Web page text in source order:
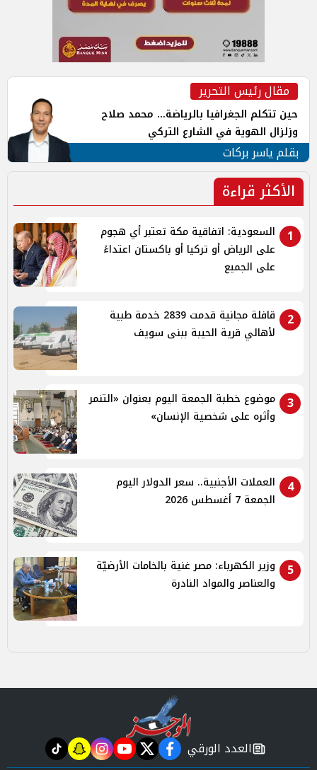
مقال رئيس التحرير
حين تتكلم الجغرافيا بالرياضة... محمد صلاح
وزلزال الهوية في الشارع التركي
بقلم ياسر بركات
الأكثر قراءة
1
السعودية: اتفاقية مكة تعتبر أي هجوم
على الرياض أو تركيا أو باكستان اعتداءً
على الجميع
2
قافلة مجانية قدمت 2839 خدمة طبية
لأهالي قرية الحيبة ببنى سويف
3
موضوع خطبة الجمعة اليوم بعنوان «التنمر
وأثره على شخصية الإنسان»
4
العملات الأجنبية.. سعر الدولار اليوم
الجمعة 7 أغسطس 2026
5
وزير الكهرباء: مصر غنية بالخامات الأرضيّة
والعناصر والمواد النادرة
newspaper
العدد الورقي facebook
twitter
youtube
instagram
snapchat
tiktok